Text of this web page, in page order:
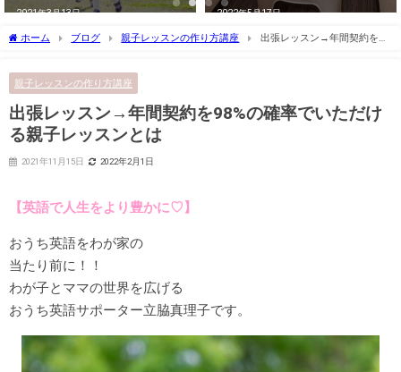
2022年5月17日 2021年3月21日
ホーム ブログ 親子レッスンの作り方講座
出張レッスン→年間契約を
親子レッスンの作り方講座
出張レッスン→年間契約を98%の確率でいただけ
る親子レッスンとは
2021年11月15日 2022年2月1日
【英語で人生をより豊かに♡】
おうち英語をわが家の
当たり前に！！
わが子とママの世界を広げる
おうち英語サポーター立脇真理子です。